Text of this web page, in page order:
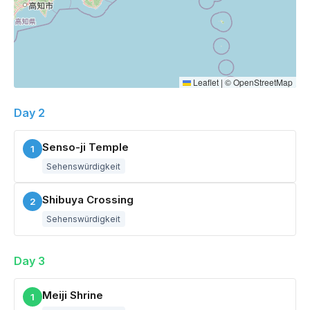
Leaflet | ©OpenStreetMap
Day 2
1 Senso-ji Temple
Sehenswürdigkeit
2 Shibuya Crossing
Sehenswürdigkeit
Day 3
1 Meiji Shrine